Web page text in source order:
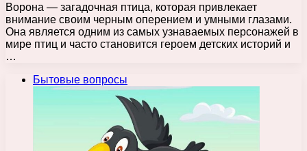
Ворона — загадочная птица, которая привлекает
внимание своим черным оперением и умными глазами.
Она является одним из самых узнаваемых персонажей в
мире птиц и часто становится героем детских историй и
…
Бытовые вопросы